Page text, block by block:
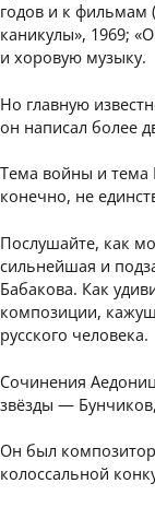
годов и к фильмам
каникулы», 1969;
и хоровую музыку.
Но главную
он написал более
Тема войны и тема
конечно, не
Послушайте, как
сильнейшая и
Бабакова. Как
композиции,
русского человека.
Сочинения
звёзды —
Он был
колоссальной